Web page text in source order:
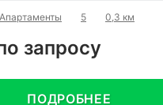
Апартаменты 5 0,3 км
запросу
ПОДРОБНЕЕ